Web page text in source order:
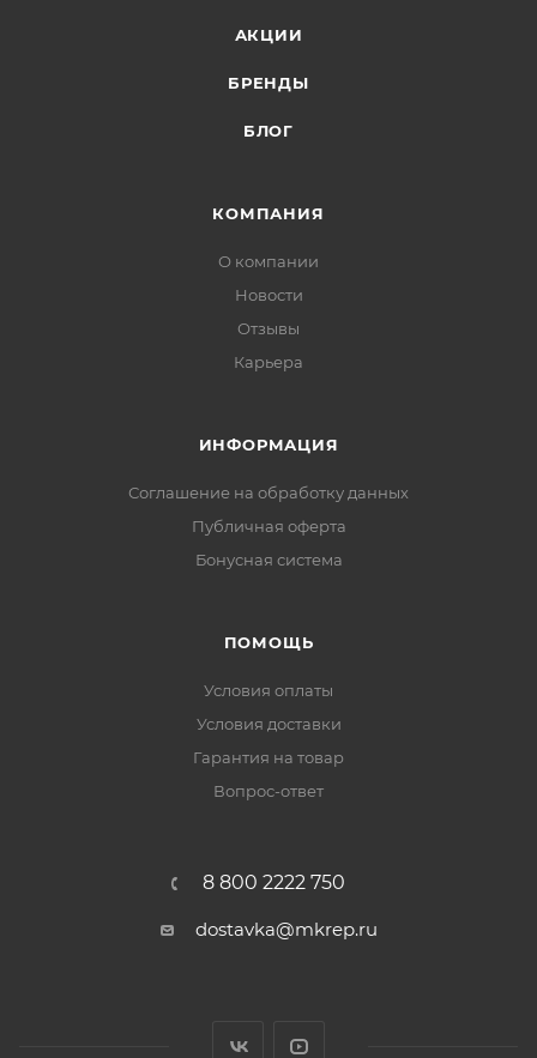
АКЦИИ
БРЕНДЫ
БЛОГ
КОМПАНИЯ
О компании
Новости
Отзывы
Карьера
ИНФОРМАЦИЯ
Соглашение на обработку данных
Публичная оферта
Бонусная система
ПОМОЩЬ
Условия оплаты
Условия доставки
Гарантия на товар
Вопрос-ответ
8 800 2222 750
dostavka@mkrep.ru